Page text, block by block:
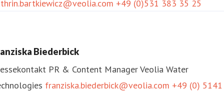
+49 (0)531 383 35 25
Biederbick
PR & Content ManagerVeolia Water
franziska.biederbick@veolia.com +49 (0) 5141